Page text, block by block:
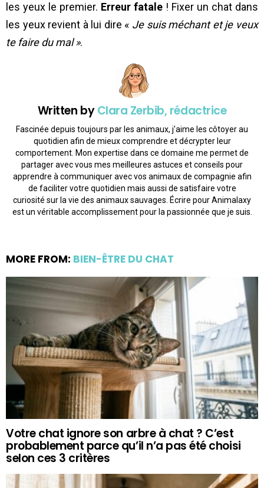
les yeux le premier. Erreur fatale ! Fixer un chat dans
les yeux revient à lui dire « Je suis méchant et je veux
te faire du mal ».
Written byClara Zerbib, rédactrice
Fascinée depuis toujours par les animaux, j'aime les côtoyer au
quotidien afin de mieux comprendre et décrypter leur
comportement. Mon expertise dans ce domaine me permet de
partager avec vous mes meilleures astuces et conseils pour
apprendre à communiquer avec vos animaux de compagnie afin
de faciliter votre quotidien mais aussi de satisfaire votre
curiosité sur la vie des animaux sauvages. Écrire pour Animalaxy
est un véritable accomplissement pour la passionnée que je suis.
MORE FROM: BIEN-ÊTRE DU CHAT
Votre chat ignore son arbre à chat ? C’est
probablement parce qu’il n’a pas été choisi
selon ces 3 critères